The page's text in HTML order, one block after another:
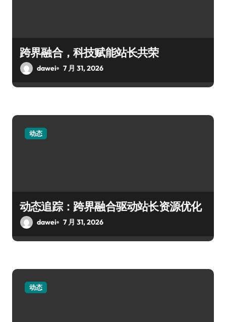
跨界融合，科技赋能站长共荣
dawei 7 月 31, 2026
动态
动态追踪：跨界融合驱动站长资源优化
dawei 7 月 31, 2026
动态